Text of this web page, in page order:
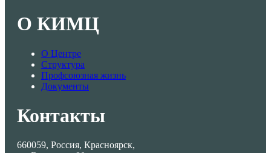
О КИМЦ
О Центре
Структура
Профсоюзная жизнь
Документы
Контакты
660059, Россия, Красноярск,